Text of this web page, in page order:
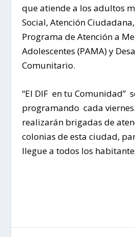
que atiende a los adultos
Social, Atención
Programa de Atención a
Adolescentes (PAMA) y
Comunitario.
“El DIF en tu Comunidad”
programando cada
realizarán brigadas de
colonias de esta ciudad,
llegue a todos los